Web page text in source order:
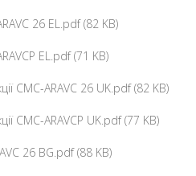
26 EL.pdf (82 KB)
EL.pdf (71 KB)
CMC-ARAVC 26 UK.pdf (82 KB)
CMC-ARAVCP UK.pdf (77 KB)
26 BG.pdf (88 KB)